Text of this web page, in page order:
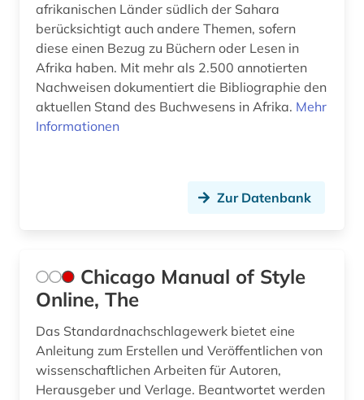
afrikanischen Länder südlich der Sahara
berücksichtigt auch andere Themen, sofern
diese einen Bezug zu Büchern oder Lesen in
Afrika haben. Mit mehr als 2.500 annotierten
Nachweisen dokumentiert die Bibliographie den
aktuellen Stand des Buchwesens in Afrika. Mehr
Informationen
Zur Datenbank
Chicago Manual of Style
Online, The
Das Standardnachschlagewerk bietet eine
Anleitung zum Erstellen und Veröffentlichen von
wissenschaftlichen Arbeiten für Autoren,
Herausgeber und Verlage. Beantwortet werden